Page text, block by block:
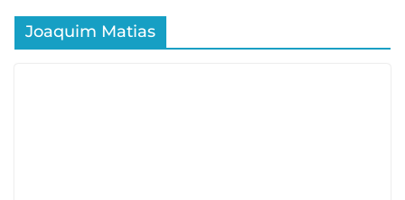
Joaquim Matias